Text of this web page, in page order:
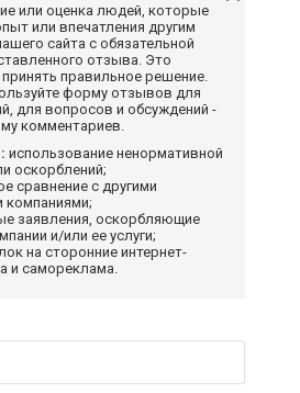
или оценка людей, которые
или впечатления другим
сайта с обязательной
отзыва. Это
правильное решение.
форму отзывов для
для вопросов и обсуждений -
комментариев.
использование ненормативной
оскорблений;
сравнение с другими
компаниями;
заявления, оскорбляющие
и/или ее услуги;
на сторонние интернет-
и самореклама.